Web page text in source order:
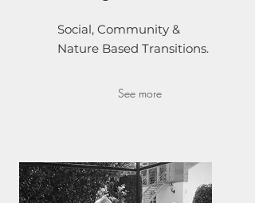
Social, Community &
Nature Based Transitions.
See more